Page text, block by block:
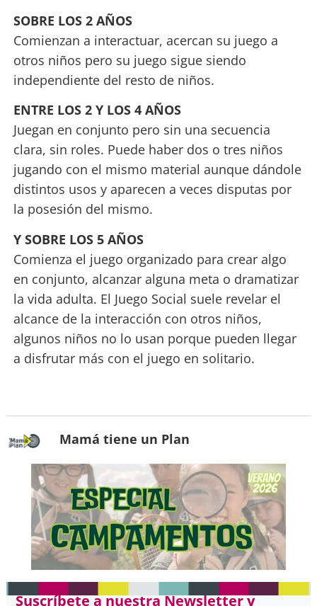
SOBRE LOS 2 AÑOS
Comienzan a interactuar, acercan su juego a
otros niños pero su juego sigue siendo
independiente del resto de niños.
ENTRE LOS 2 Y LOS 4 AÑOS
Juegan en conjunto pero sin una secuencia
clara, sin roles. Puede haber dos o tres niños
jugando con el mismo material aunque dándole
distintos usos y aparecen a veces disputas por
la posesión del mismo.
Y SOBRE LOS 5 AÑOS
Comienza el juego organizado para crear algo
en conjunto, alcanzar alguna meta o dramatizar
la vida adulta. El Juego Social suele revelar el
alcance de la interacción con otros niños,
algunos niños no lo usan porque pueden llegar
a disfrutar más con el juego en solitario.
Mamá tiene un Plan
Suscríbete a nuestra Newsletter y